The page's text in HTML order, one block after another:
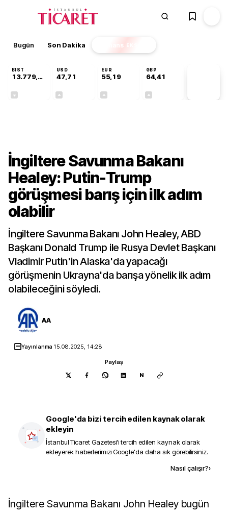
Bugün Son Dakika Finans EKSTRA
BIST
13.779,39
USD
47,71
EUR
55,19
GBP
64,41
İngiltere Savunma Bakanı
Healey: Putin-Trump
görüşmesi barış için ilk adım
olabilir
İngiltere Savunma Bakanı John Healey, ABD
Başkanı Donald Trump ile Rusya Devlet Başkanı
Vladimir Putin'in Alaska'da yapacağı
görüşmenin Ukrayna'da barışa yönelik ilk adım
olabileceğini söyledi.
AA
Yayınlanma 15.08.2025, 14:28
Paylaş
N
Google'da bizi tercih edilen kaynak olarak
ekleyin
İstanbul Ticaret Gazetesi'i tercih edilen kaynak olarak
ekleyerek haberlerimizi Google'da daha sık görebilirsiniz.
Nasıl çalışır?›
İngiltere Savunma Bakanı John Healey bugün